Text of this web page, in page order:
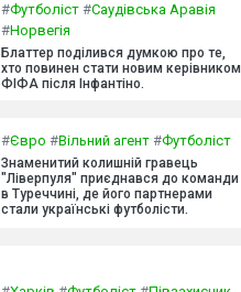
#Футболіст #Саудівська Аравія
#Норвегія
Блаттер поділився думкою про те,
хто повинен стати новим керівником
ФІФА після Інфантіно.
#Євро #Вільний агент #Футболіст
Знаменитий колишній гравець
"Ліверпуля" приєднався до команди
в Туреччині, де його партнерами
стали українські футболісти.